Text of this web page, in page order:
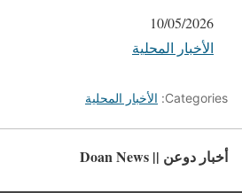
التاريخ
10/05/2026
في ما يتعلق بما يأتي
الأخبار المحلية
Categories: الأخبار المحلية
أخبار دوعن || Doan News